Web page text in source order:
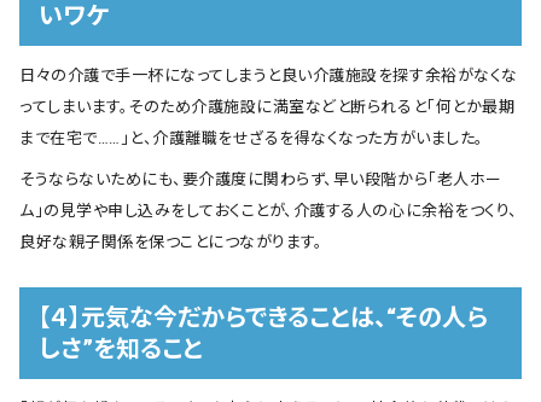
いワケ
日々の介護で手一杯になってしまうと良い介護施設を探す余裕がなくな
ってしまいます。そのため介護施設に満室などと断られると「何とか最期
まで在宅で……」と、介護離職をせざるを得なくなった方がいました。
そうならないためにも、要介護度に関わらず、早い段階から「老人ホー
ム」の見学や申し込みをしておくことが、介護する人の心に余裕をつくり、
良好な親子関係を保つことにつながります。
【４】元気な今だからできることは、“その人ら
しさ”を知ること